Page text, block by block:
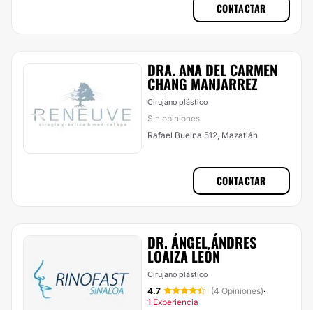
CONTACTAR
DRA. ANA DEL CARMEN
CHANG MANJARREZ
Cirujano plástico
Sin opiniones
Rafael Buelna 512, Mazatlán
CONTACTAR
DR. ÁNGEL ÁNDRES
LOAIZA LEÓN
Cirujano plástico
4.7 (4 Opiniones)·
1 Experiencia